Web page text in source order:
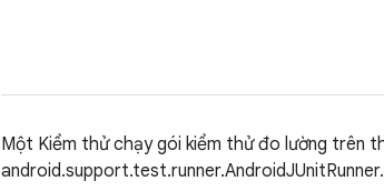
Một Kiểm thử chạy gói kiểm thử đo lường trên
android.support.test.runner.AndroidJUnitRunner.